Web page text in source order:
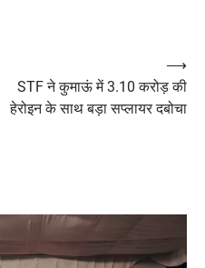
STF ने कुमाऊं में 3.10 करोड़ की
हेरोइन के साथ बड़ा सप्लायर दबोचा
⟶